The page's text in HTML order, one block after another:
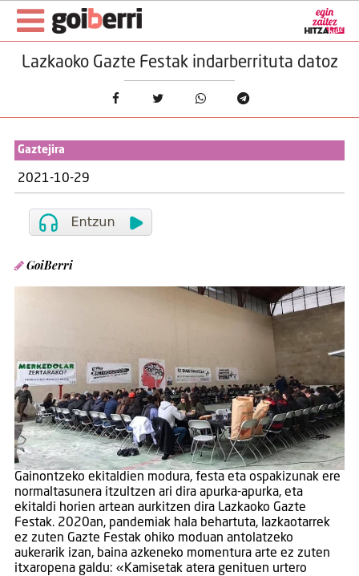
Lazkaoko Gazte Festak indarberrituta datoz
Gaztejira
2021-10-29
GoiBerri
Gainontzeko ekitaldien modura, festa eta ospakizunak ere
normaltasunera itzultzen ari dira apurka-apurka, eta
ekitaldi horien artean aurkitzen dira Lazkaoko Gazte
Festak. 2020an, pandemiak hala behartuta, lazkaotarrek
ez zuten Gazte Festak ohiko moduan antolatzeko
aukerarik izan, baina azkeneko momentura arte ez zuten
itxaropena galdu: «Kamisetak atera genituen urtero